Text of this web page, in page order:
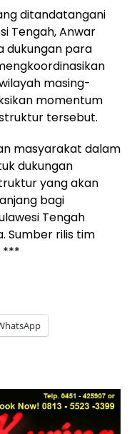
ditandatangani
Tengah, Anwar
dukungan para
masing-
momentum
tersebut.
masyarakat dalam
dukungan
yang akan
bagi
Tengah
Sumber rilis tim
***